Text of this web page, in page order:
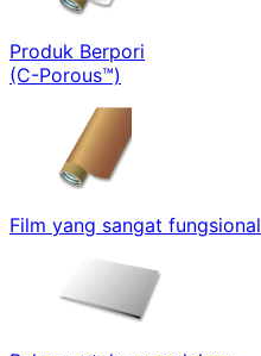
Produk Berpori
(C-Porous™)
Film yang sangat fungsional